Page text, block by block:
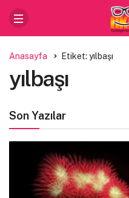
Anasayfa Etiket: yılbaşı
yılbaşı
Son Yazılar